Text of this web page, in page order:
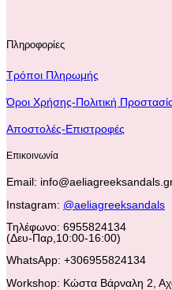
Πληροφορίες
Τρόποι Πληρωμής
Όροι Χρήσης-Πολιτική
Αποστολές-Επιστροφές
Επικοινωνία
Email:
Instagram: @aeliagreeksandals
Τηλέφωνο: 6955824134
(Δευ-Παρ,10:00-16:00)
WhatsApp: +306955824134
Workshop: Κώστα Βάρναλη 2,